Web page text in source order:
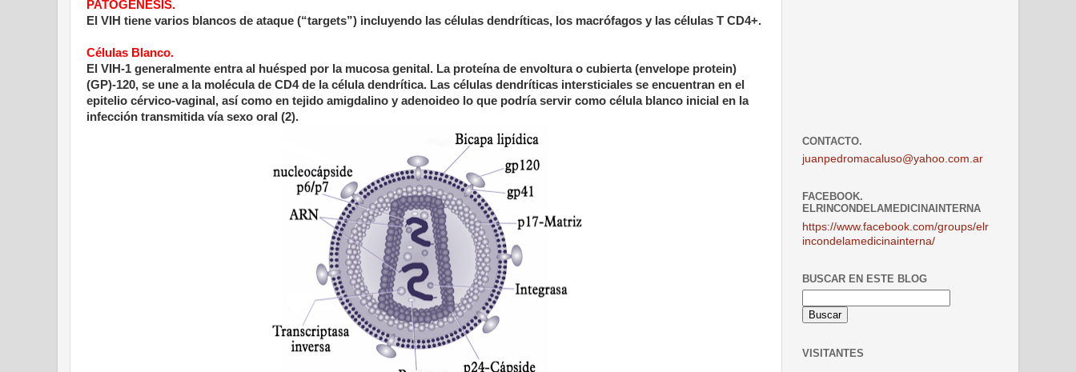
PATOGÉNESIS.
El VIH tiene varios blancos de ataque (“targets”) incluyendo las células dendríticas, los macrófagos y las células T CD4+.
Células Blanco.
El VIH-1 generalmente entra al huésped por la mucosa genital. La proteína de envoltura o cubierta (envelope protein)
(GP)-120, se une a la molécula de CD4 de la célula dendrítica. Las células dendríticas intersticiales se encuentran en el
epitelio cérvico-vaginal, así como en tejido amigdalino y adenoideo lo que podría servir como célula blanco inicial en la
infección transmitida vía sexo oral (2).
CONTACTO.
juanpedromacaluso@yahoo.com.ar
FACEBOOK.
ELRINCONDELAMEDICINAINTERNA
https://www.facebook.com/groups/elr
incondelamedicinainterna/
BUSCAR EN ESTE BLOG
VISITANTES